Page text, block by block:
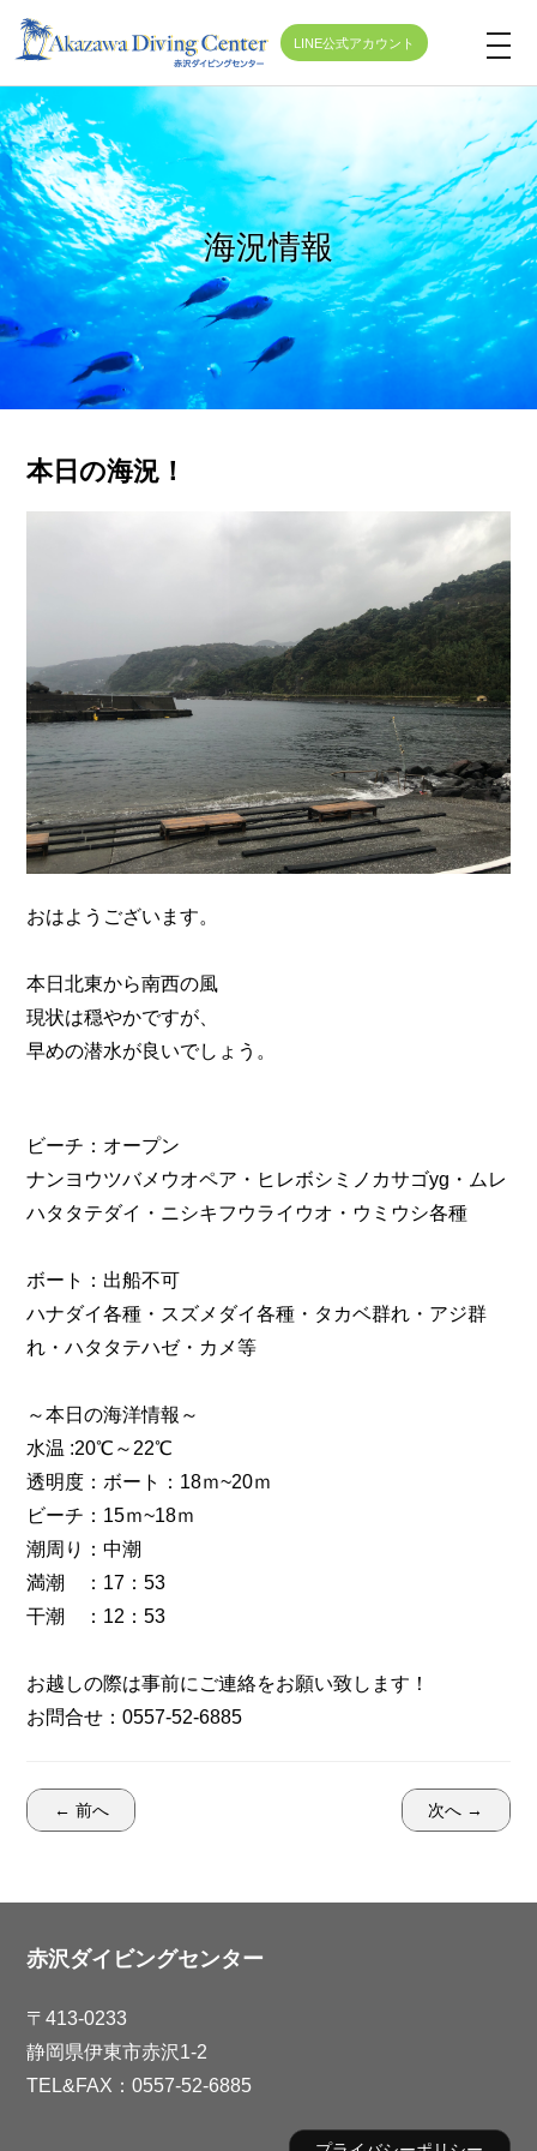
LINE公式アカウント
t
o
g
e
n
a
v
o
海況情報
本日の海況！
おはようございます。
本日北東から南西の風
現状は穏やかですが、
早めの潜水が良いでしょう。
ビーチ：オープン
ナンヨウツバメウオペア・ヒレボシミノカサゴyg・ムレ
ハタタテダイ・ニシキフウライウオ・ウミウシ各種
ボート：出船不可
ハナダイ各種・スズメダイ各種・タカベ群れ・アジ群
れ・ハタタテハゼ・カメ等
～本日の海洋情報～
水温 :20℃～22℃
透明度：ボート：18ｍ~20ｍ
ビーチ：15ｍ~18ｍ
潮周り：中潮
満潮 ：17：53
干潮 ：12：53
お越しの際は事前にご連絡をお願い致します！
お問合せ：0557-52-6885
← 前へ 次へ →
赤沢ダイビングセンター
〒413-0233
静岡県伊東市赤沢1-2
TEL&FAX：0557-52-6885